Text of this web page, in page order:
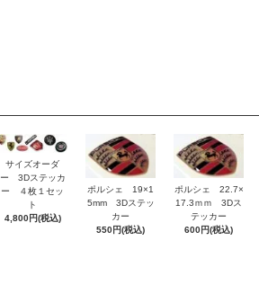
サイズオーダ
ー 3Dステッカ
ー ４枚１セッ
ト
4,800円(税込)
ポルシェ 19×1
5mm 3Dステッ
カー
550円(税込)
ポルシェ 22.7×
17.3ｍｍ 3Dス
テッカー
600円(税込)